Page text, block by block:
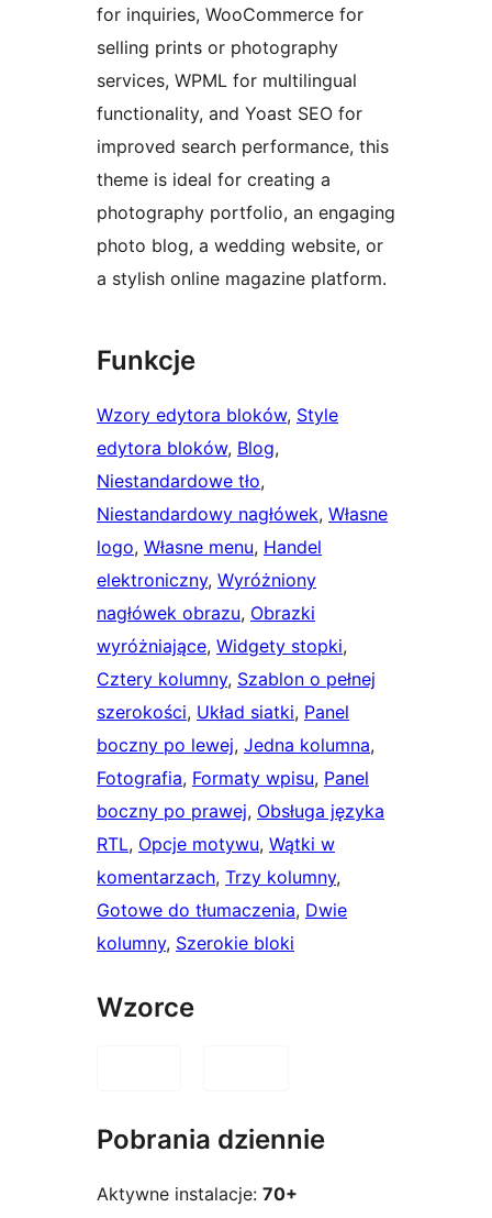
for inquiries, WooCommerce for
selling prints or photography
services, WPML for multilingual
functionality, and Yoast SEO for
improved search performance, this
theme is ideal for creating a
photography portfolio, an engaging
photo blog, a wedding website, or
a stylish online magazine platform.
Funkcje
Wzory edytora bloków, Style
edytora bloków, Blog
Niestandardowe tło
Niestandardowy nagłówek, Własne
logo, Własne menu, Handel
elektroniczny, Wyróżniony
nagłówek obrazu, Obrazki
wyróżniające, Widgety stopki
Cztery kolumny, Szablon o pełnej
szerokości, Układ siatki, Panel
boczny po lewej, Jedna kolumna
Fotografia, Formaty wpisu, Panel
boczny po prawej, Obsługa języka
RTL, Opcje motywu, Wątki w
komentarzach, Trzy kolumny
Gotowe do tłumaczenia, Dwie
kolumny, Szerokie bloki
Wzorce
Pobrania dziennie
Aktywne instalacje: 70+